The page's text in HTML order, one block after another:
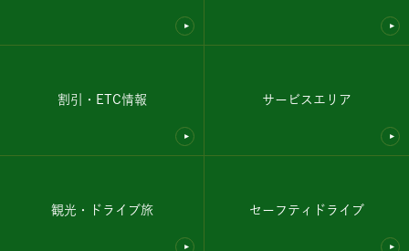
割引・ETC情報 サービスエリア
観光・ドライブ旅 セーフティドライブ